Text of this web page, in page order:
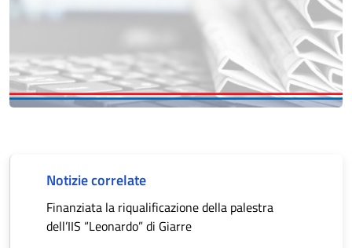
Notizie correlate
Finanziata la riqualificazione della palestra
dell’IIS “Leonardo” di Giarre